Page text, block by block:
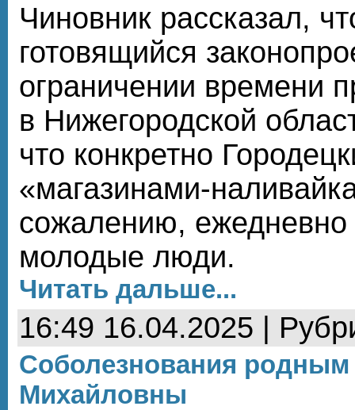
Чиновник рассказал,
готовящийся
ограничении времени
в Нижегородской
что конкретно
«магазинами-
сожалению, ежедневно
молодые люди.
Читать дальше...
16:49 16.04.2025 |
Соболезнования
Михайловны